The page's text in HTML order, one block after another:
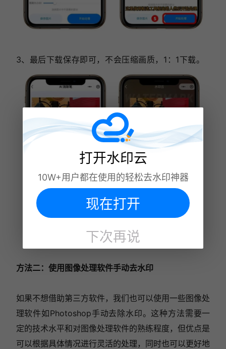
3、最后下载保存即可，不会压缩画质，1：1下载。
方法二：使用图像处理软件手动去水印
如果不想借助第三方软件，我们也可以使用一些图像处
理软件如Photoshop手动去除水印。这种方法需要一
定的技术水平和对图像处理软件的熟练程度，但优点是
可以根据具体情况进行灵活的处理，同时也可以更好地
打开水印云
10W+用户都在使用的轻松去水印神器
现在打开
下次再说